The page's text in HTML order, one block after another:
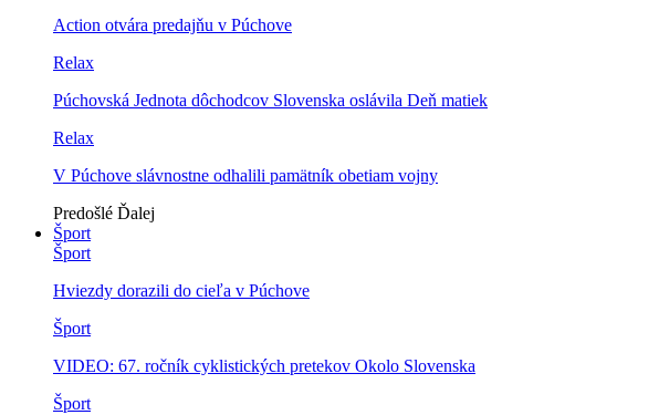
Action otvára predajňu v Púchove
Relax
Púchovská Jednota dôchodcov Slovenska oslávila Deň matiek
Relax
V Púchove slávnostne odhalili pamätník obetiam vojny
Predošlé Ďalej
Šport
Šport
Hviezdy dorazili do cieľa v Púchove
Šport
VIDEO: 67. ročník cyklistických pretekov Okolo Slovenska
Šport